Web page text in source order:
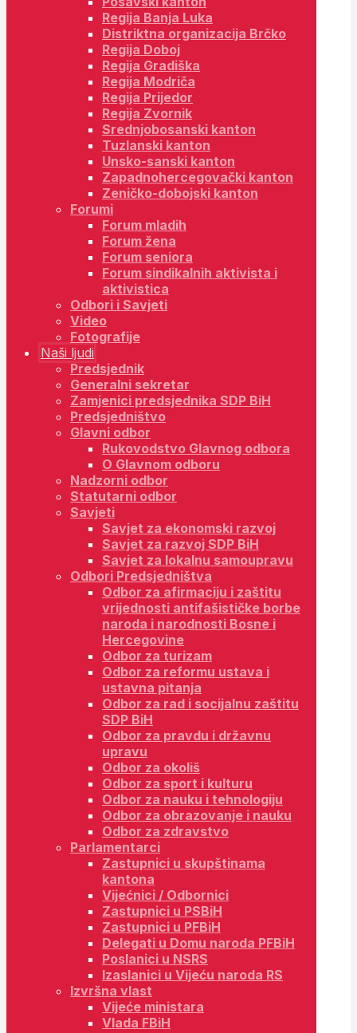
Regija Banja Luka
Distriktna organizacija Brčko
Regija Doboj
Regija Gradiška
Regija Modriča
Regija Prijedor
Regija Zvornik
Srednjobosanski kanton
Tuzlanski kanton
Unsko-sanski kanton
Zapadnohercegovački kanton
Zeničko-dobojski kanton
Forumi
Forum mladih
Forum žena
Forum seniora
Forum sindikalnih aktivista i
aktivistica
Odbori i Savjeti
Video
Fotografije
Naši ljudi
Predsjednik
Generalni sekretar
Zamjenici predsjednika SDP BiH
Predsjedništvo
Glavni odbor
Rukovodstvo Glavnog odbora
O Glavnom odboru
Nadzorni odbor
Statutarni odbor
Savjeti
Savjet za ekonomski razvoj
Savjet za razvoj SDP BiH
Savjet za lokalnu samoupravu
Odbori Predsjedništva
Odbor za afirmaciju i zaštitu
vrijednosti antifašističke borbe
naroda i narodnosti Bosne i
Hercegovine
Odbor za turizam
Odbor za reformu ustava i
ustavna pitanja
Odbor za rad i socijalnu zaštitu
SDP BiH
Odbor za pravdu i državnu
upravu
Odbor za okoliš
Odbor za sport i kulturu
Odbor za nauku i tehnologiju
Odbor za obrazovanje i nauku
Odbor za zdravstvo
Parlamentarci
Zastupnici u skupštinama
kantona
Vijećnici / Odbornici
Zastupnici u PSBiH
Zastupnici u PFBiH
Delegati u Domu naroda PFBiH
Poslanici u NSRS
Izaslanici u Vijeću naroda RS
Izvršna vlast
Vijeće ministara
Vlada FBiH